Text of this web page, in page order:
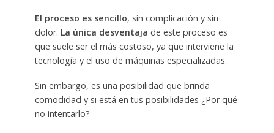
El proceso es sencillo, sin complicación y sin
dolor. La única desventaja de este proceso es
que suele ser el más costoso, ya que interviene la
tecnología y el uso de máquinas especializadas.
Sin embargo, es una posibilidad que brinda
comodidad y si está en tus posibilidades ¿Por qué
no intentarlo?